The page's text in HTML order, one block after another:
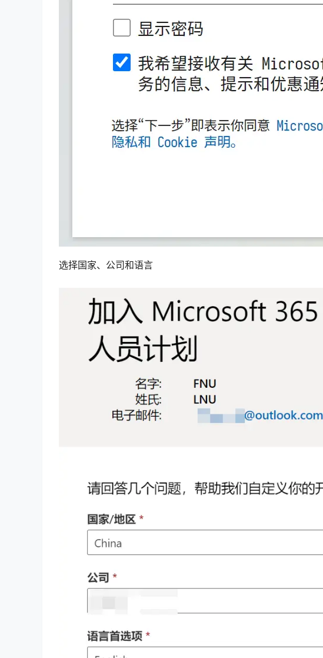
选择国家、公司和语言